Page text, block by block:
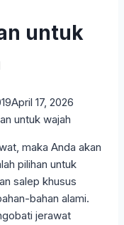
untuk
April 17, 2026
maka Anda akan
pilihan untuk
salep khusus
bahan alami.
jerawat